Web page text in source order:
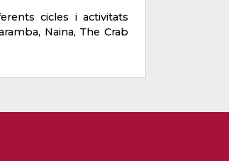
cicles i activitats
Naina, The Crab